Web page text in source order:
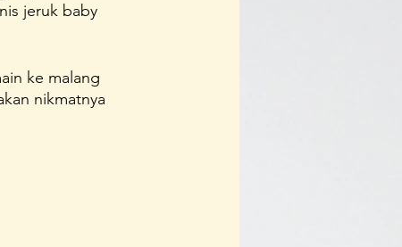
jeruk baby
ke malang
nikmatnya